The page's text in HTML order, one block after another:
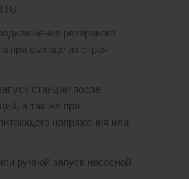
резервного
при выходе из строя
станции после
а так же при
напряжения или
ручной запуск насосной